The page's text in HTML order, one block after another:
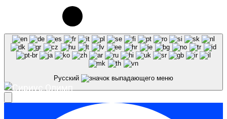
использовании материалов сайта galaktika64.ru
ссылка на источник обязательна.
Русский